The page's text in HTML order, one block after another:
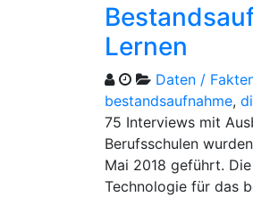
Lernen
Daten /
bestandsaufnahme,
75 Interviews mit
Berufsschulen
Mai 2018 geführt.
Technologie für das